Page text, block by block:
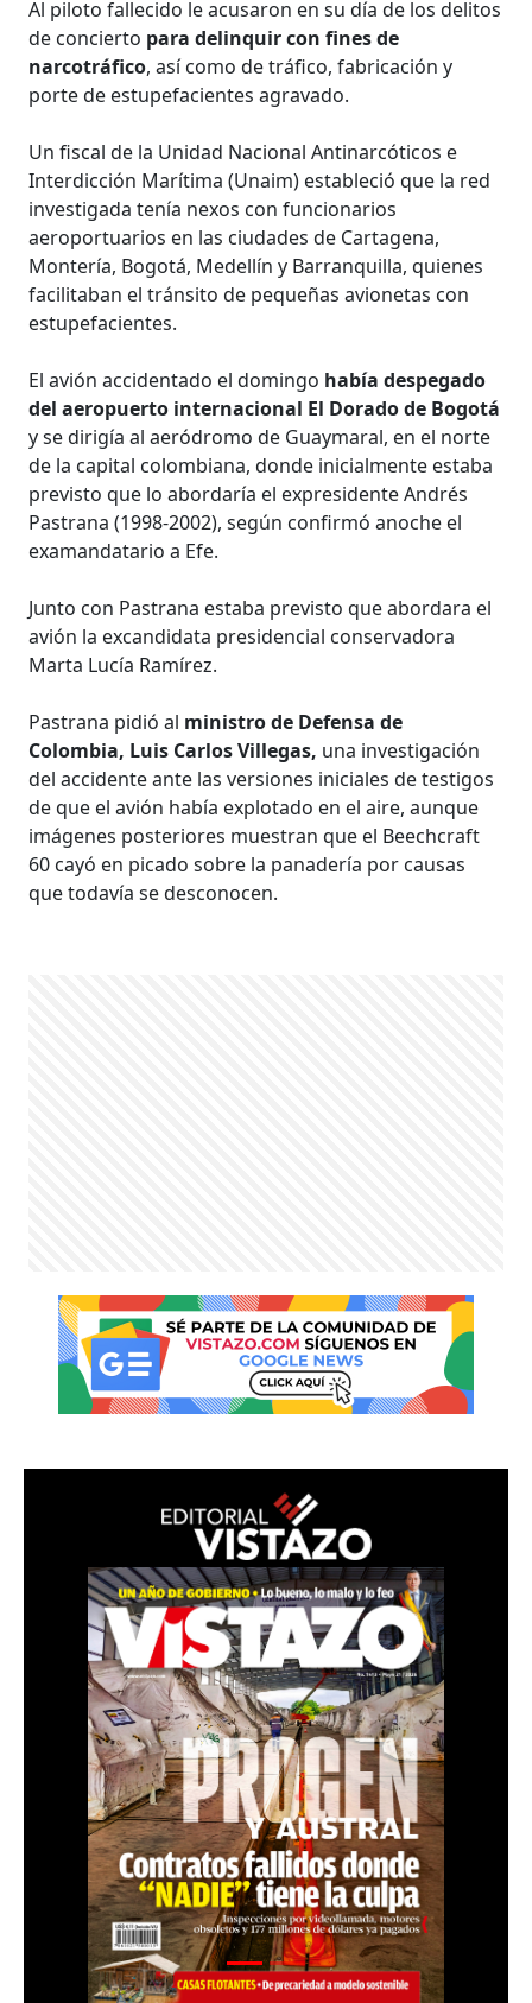
Al piloto fallecido le acusaron en su día de los delitos
de concierto para delinquir con fines de
narcotráfico, así como de tráfico, fabricación y
porte de estupefacientes agravado.
Un fiscal de la Unidad Nacional Antinarcóticos e
Interdicción Marítima (Unaim) estableció que la red
investigada tenía nexos con funcionarios
aeroportuarios en las ciudades de Cartagena,
Montería, Bogotá, Medellín y Barranquilla, quienes
facilitaban el tránsito de pequeñas avionetas con
estupefacientes.
El avión accidentado el domingo había despegado
del aeropuerto internacional El Dorado de Bogotá
y se dirigía al aeródromo de Guaymaral, en el norte
de la capital colombiana, donde inicialmente estaba
previsto que lo abordaría el expresidente Andrés
Pastrana (1998-2002), según confirmó anoche el
examandatario a Efe.
Junto con Pastrana estaba previsto que abordara el
avión la excandidata presidencial conservadora
Marta Lucía Ramírez.
Pastrana pidió al ministro de Defensa de
Colombia, Luis Carlos Villegas, una investigación
del accidente ante las versiones iniciales de testigos
de que el avión había explotado en el aire, aunque
imágenes posteriores muestran que el Beechcraft
60 cayó en picado sobre la panadería por causas
que todavía se desconocen.